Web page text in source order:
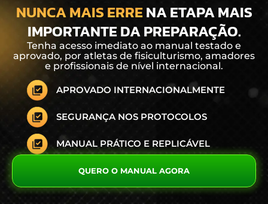
NUNCA MAIS ERRENA ETAPA MAIS
IMPORTANTE DA PREPARAÇÃO.
Tenha acesso imediato ao manual testado e
aprovado, por atletas de fisiculturismo, amadores
e profissionais de nível internacional.
APROVADO INTERNACIONALMENTE
SEGURANÇA NOS PROTOCOLOS
MANUAL PRÁTICO E REPLICÁVEL
QUERO O MANUAL AGORA